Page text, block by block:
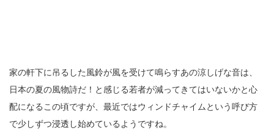
家の軒下に吊るした風鈴が風を受けて鳴らすあの涼しげな音は、
日本の夏の風物詩だ！と感じる若者が減ってきてはいないかと心
配になるこの頃ですが、最近ではウィンドチャイムという呼び方
で少しずつ浸透し始めているようですね。